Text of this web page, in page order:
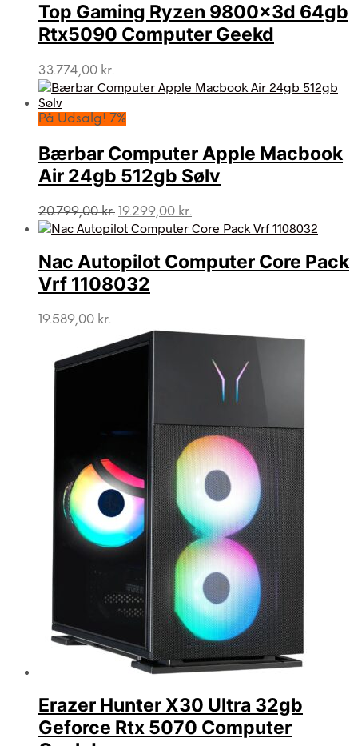
Top Gaming Ryzen 9800x3d 64gb
Rtx5090 Computer Geekd
33.774,00 kr.
På Udsalg! 7%
Bærbar Computer Apple Macbook
Air 24gb 512gb Sølv
20.799,00kr. Den
oprindelige
var:
20.799,00 kr..
19.299,00 kr.
aktuelle
er:
19.299,00 kr..
Nac Autopilot Computer Core Pack
Vrf 1108032
19.589,00 kr.
Erazer Hunter X30 Ultra 32gb
Geforce Rtx 5070 Computer